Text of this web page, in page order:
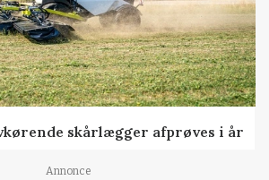
skårlægger afprøves i år
Annonce